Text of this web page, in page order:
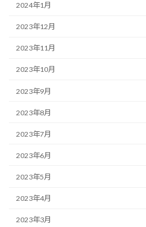
2024年1月
2023年12月
2023年11月
2023年10月
2023年9月
2023年8月
2023年7月
2023年6月
2023年5月
2023年4月
2023年3月